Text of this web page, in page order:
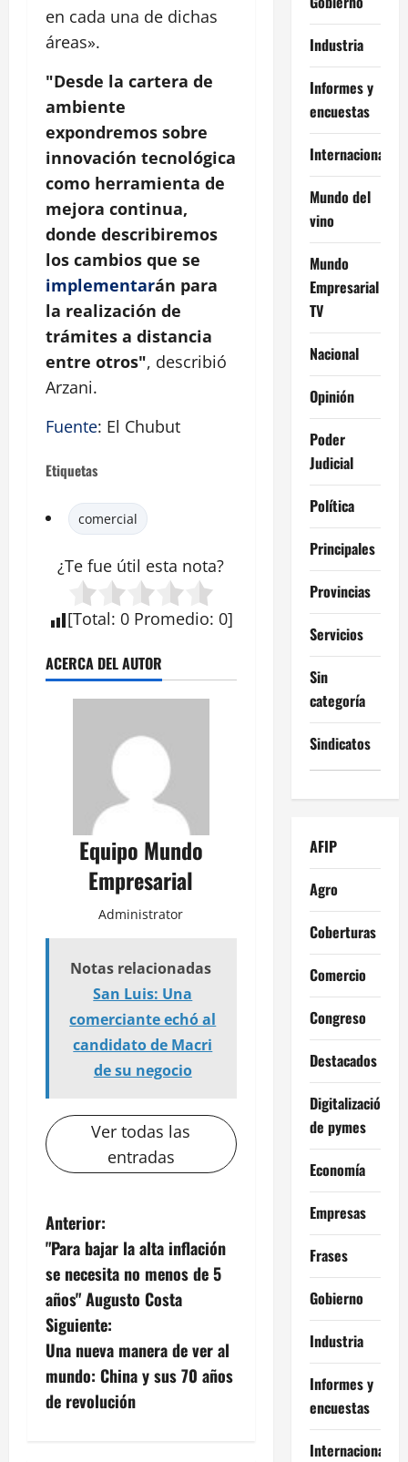
en cada una de dichas
áreas».
"Desde la cartera de
ambiente
expondremos sobre
innovación tecnológica
como herramienta de
mejora continua,
donde describiremos
los cambios que se
implementarán para
la realización de
trámites a distancia
entre otros", describió
Arzani.
Fuente: El Chubut
Etiquetas
comercial
¿Te fue útil esta nota?
[Total: 0 Promedio: 0]
ACERCA DEL AUTOR
Equipo Mundo
Empresarial
Administrator
Notas relacionadas
San Luis: Una
comerciante echó al
candidato de Macri
de su negocio
Ver todas las
entradas
N
a
v
e
g
a
Anterior:
"Para bajar la alta inflación
se necesita no menos de 5
años" Augusto Costa
Siguiente:
Una nueva manera de ver al
mundo: China y sus 70 años
de revolución
Industria
Informes y
encuestas
Internacional
Mundo del
vino
Mundo
Empresarial
TV
Nacional
Opinión
Poder
Judicial
Política
Principales
Provincias
Servicios
Sin
categoría
Sindicatos
AFIP
Agro
Coberturas
Comercio
Congreso
Destacados
Digitalización
de pymes
Economía
Empresas
Frases
Gobierno
Industria
Informes y
encuestas
Internacional